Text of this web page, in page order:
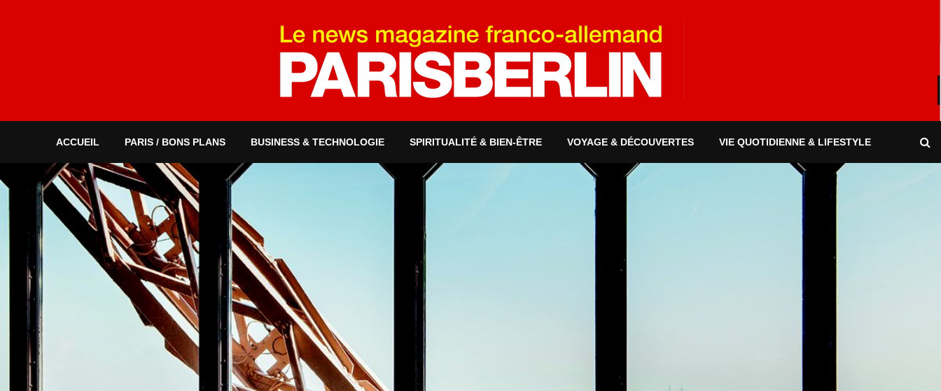
ACCUEIL PARIS / BONS PLANS BUSINESS & TECHNOLOGIE SPIRITUALITÉ & BIEN-ÊTRE VOYAGE & DÉCOUVERTES VIE QUOTIDIENNE & LIFESTYLE